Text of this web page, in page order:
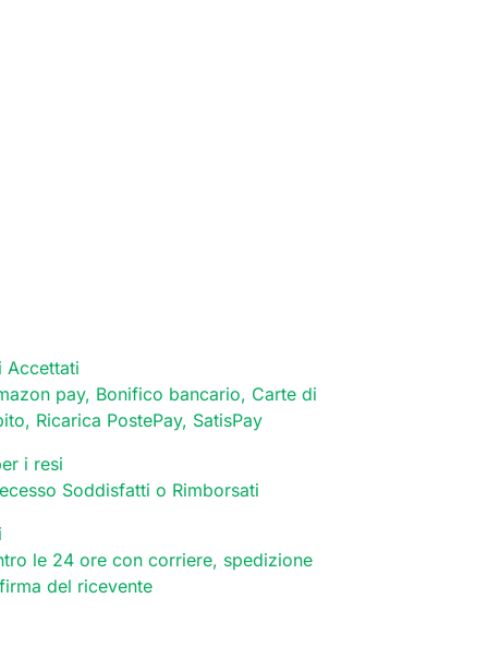
Accettati
pay, Bonifico bancario, Carte di
Ricarica PostePay, SatisPay
i resi
Soddisfatti o Rimborsati
le 24 ore con corriere, spedizione
del ricevente